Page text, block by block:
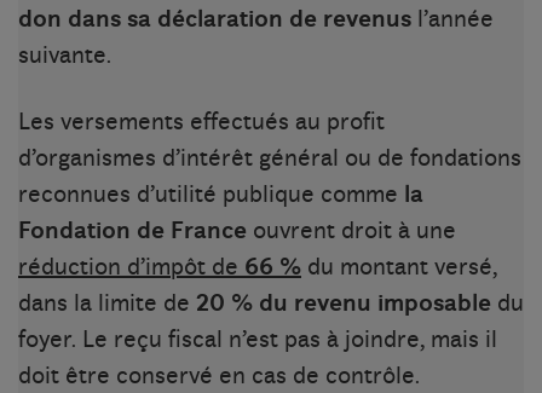
don dans sa déclaration de revenus l’année
suivante.
Les versements effectués au profit
d’organismes d’intérêt général ou de fondations
reconnues d’utilité publique comme la
Fondation de France ouvrent droit à une
réduction d’impôt de 66 % du montant versé,
dans la limite de 20 % du revenu imposable du
foyer. Le reçu fiscal n’est pas à joindre, mais il
doit être conservé en cas de contrôle.